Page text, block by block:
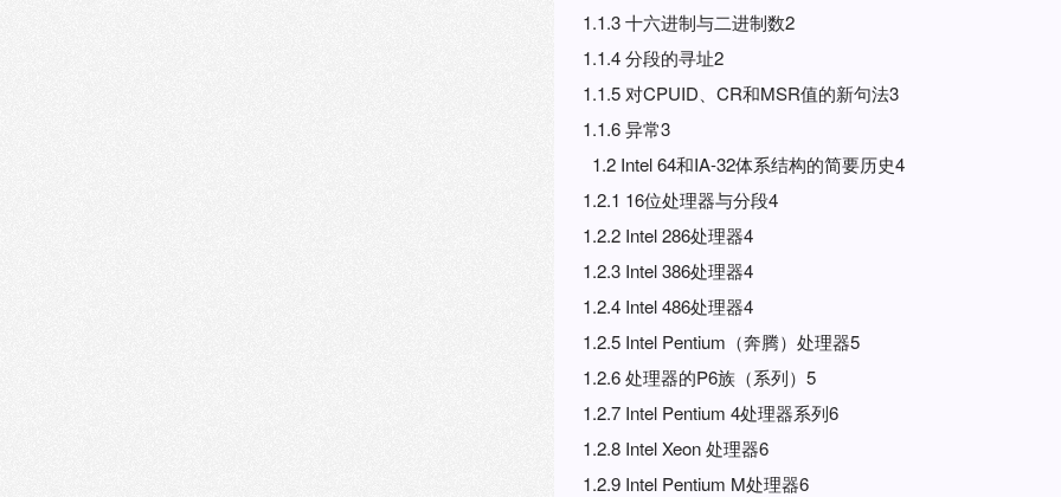
1.1.3 十六进制与二进制数2
1.1.4 分段的寻址2
1.1.5 对CPUID、CR和MSR值的新句法3
1.1.6 异常3
1.2 Intel 64和IA-32体系结构的简要历史4
1.2.1 16位处理器与分段4
1.2.2 Intel 286处理器4
1.2.3 Intel 386处理器4
1.2.4 Intel 486处理器4
1.2.5 Intel Pentium（奔腾）处理器5
1.2.6 处理器的P6族（系列）5
1.2.7 Intel Pentium 4处理器系列6
1.2.8 Intel Xeon 处理器6
1.2.9 Intel Pentium M处理器6